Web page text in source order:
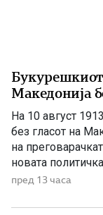
Букурешкиот
Македонија
На 10 август
без гласот на
на
новата
договор
била поделена
пред 13 часа